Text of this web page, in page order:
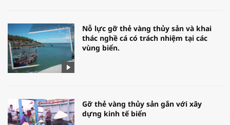
Nỗ lực gỡ thẻ vàng thủy sản và khai
thác nghề cá có trách nhiệm tại các
vùng biển.
Gỡ thẻ vàng thủy sản gắn với xây
dựng kinh tế biển